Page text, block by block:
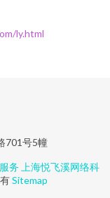
ly.html
701号5幢
务 上海悦飞溪网络科
Sitemap